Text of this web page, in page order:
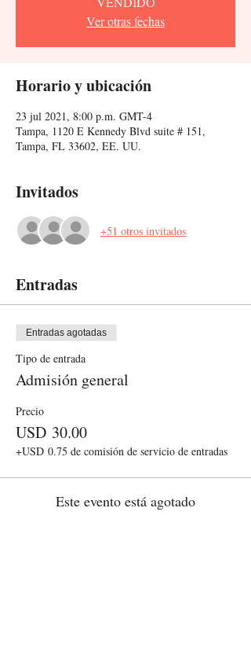
Ver otras fechas
Horario y ubicación
23 jul 2021, 8:00 p.m. GMT-4
Tampa, 1120 E Kennedy Blvd suite # 151,
Tampa, FL 33602, EE. UU.
Invitados
+51 otros invitados
Entradas
Entradas agotadas
Tipo de entrada
Admisión general
Precio
USD 30.00
+USD 0.75 de comisión de servicio de entradas
Este evento está agotado